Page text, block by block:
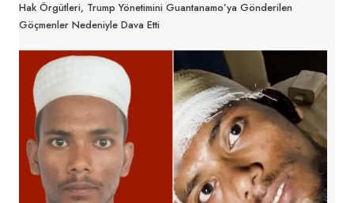
Hak Örgütleri, Trump Yönetimini Guantanamo’ya Gönderilen
Göçmenler Nedeniyle Dava Etti